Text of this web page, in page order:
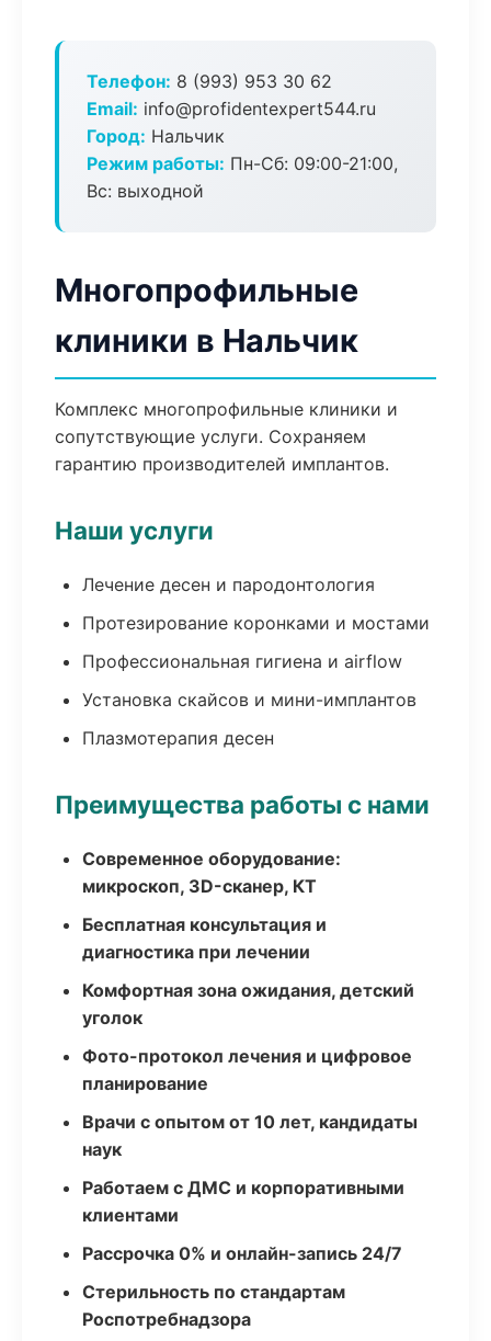
Телефон: 8 (993) 953 30 62
Email: info@profidentexpert544.ru
Город: Нальчик
Режим работы: Пн-Сб: 09:00-21:00,
Вс: выходной
Многопрофильные
клиники в Нальчик
Комплекс многопрофильные клиники и
сопутствующие услуги. Сохраняем
гарантию производителей имплантов.
Наши услуги
Лечение десен и пародонтология
Протезирование коронками и мостами
Профессиональная гигиена и airflow
Установка скайсов и мини-имплантов
Плазмотерапия десен
Преимущества работы с нами
Современное оборудование:
микроскоп, 3D-сканер, КТ
Бесплатная консультация и
диагностика при лечении
Комфортная зона ожидания, детский
уголок
Фото-протокол лечения и цифровое
планирование
Врачи с опытом от 10 лет, кандидаты
наук
Работаем с ДМС и корпоративными
клиентами
Рассрочка 0% и онлайн-запись 24/7
Стерильность по стандартам
Роспотребнадзора